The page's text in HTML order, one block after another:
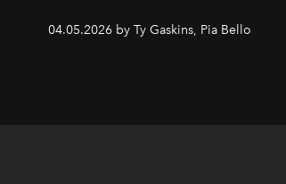
04.05.2026 by Ty Gaskins, Pia Bello